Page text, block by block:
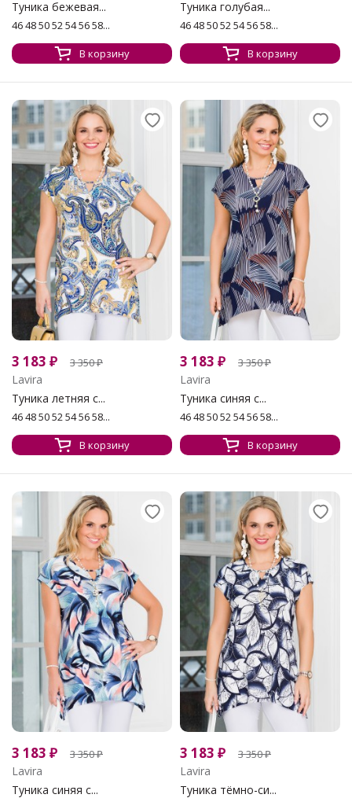
Туника бежевая...
46 48 50 52 54 56 58...
В корзину
Туника голубая...
46 48 50 52 54 56 58...
В корзину
3 183 ₽ 3 350₽
Lavira
Туника летняя с...
46 48 50 52 54 56 58...
В корзину
3 183 ₽ 3 350₽
Lavira
Туника синяя с...
46 48 50 52 54 56 58...
В корзину
3 183 ₽ 3 350₽
Lavira
Туника синяя с...
3 183 ₽ 3 350₽
Lavira
Туника тёмно-си...